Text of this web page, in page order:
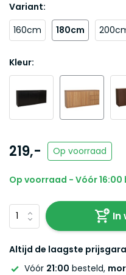
Variant:
160cm
180cm
Kleur:
219,- Op voorraad
Op voorraad - Vóór
In
Altijd de laagste
Vóór 21:00 besteld,